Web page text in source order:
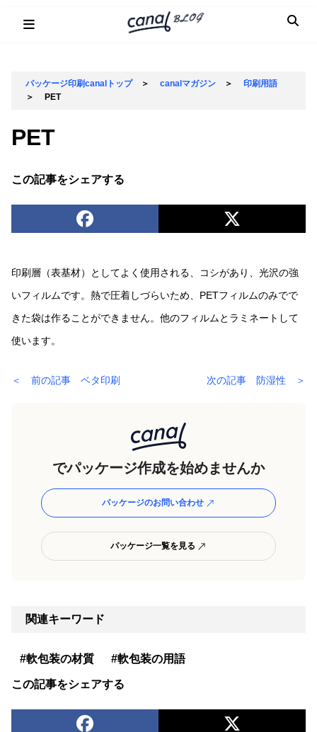
パッケージ印刷canalトップ＞ canalマガジン ＞ 印刷用語
＞
PET
PET
この記事をシェアする
印刷層（表基材）としてよく使用される、コシがあり、光沢の強
いフィルムです。熱で圧着しづらいため、PETフィルムのみでで
きた袋は作ることができません。他のフィルムとラミネートして
使います。
＜ 前の記事 ベタ印刷 次の記事 防湿性 ＞
でパッケージ作成を始めませんか
パッケージのお問い合わせ
パッケージ一覧を見る
関連キーワード
#軟包装の材質 #軟包装の用語
この記事をシェアする